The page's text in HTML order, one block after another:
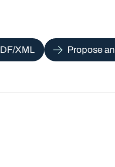
XML Propose